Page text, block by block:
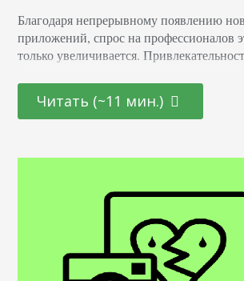
Благодаря непрерывному появлению
приложений, спрос на профессионалов
только увеличивается.
специалистов, так и для тех, кто
переосмысления карьерного пути и готов
интерфейсов для сайтов и
Читать (~11 мин.)